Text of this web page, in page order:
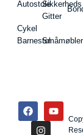
Autostole
Cykel
Barnestol
Sikkerheds
Gitter
Småmøbler